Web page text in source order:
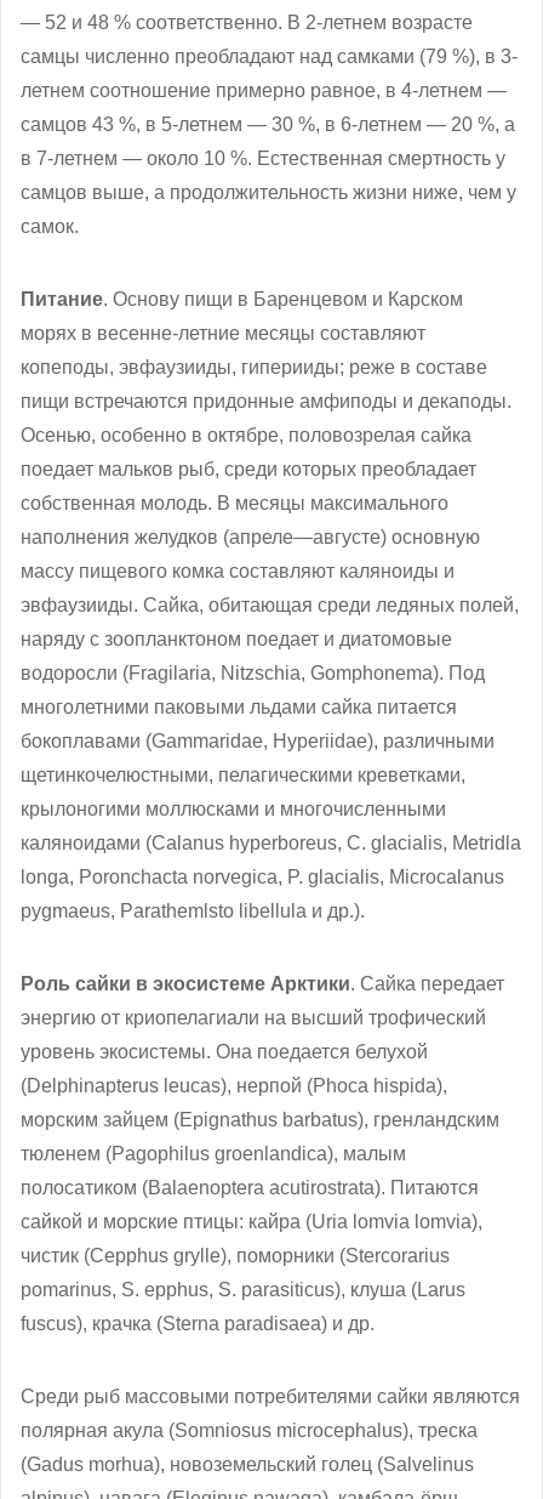
— 52 и 48 % соответственно. В 2-летнем возрасте
самцы численно преобладают над самками (79 %), в 3-
летнем соотношение примерно равное, в 4-летнем —
самцов 43 %, в 5-летнем — 30 %, в 6-летнем — 20 %, а
в 7-летнем — около 10 %. Естественная смертность у
самцов выше, а продолжительность жизни ниже, чем у
самок.
Питание. Основу пищи в Баренцевом и Карском
морях в весенне-летние месяцы составляют
копеподы, эвфаузииды, гиперииды; реже в составе
пищи встречаются придонные амфиподы и декаподы.
Осенью, особенно в октябре, половозрелая сайка
поедает мальков рыб, среди которых преобладает
собственная молодь. В месяцы максимального
наполнения желудков (апреле—августе) основную
массу пищевого комка составляют каляноиды и
эвфаузииды. Сайка, обитающая среди ледяных полей,
наряду с зоопланктоном поедает и диатомовые
водоросли (Fragilaria, Nitzschia, Gomphonema). Под
многолетними паковыми льдами сайка питается
бокоплавами (Gammaridae, Нуperiidae), различными
щетинкочелюстными, пелагическими креветками,
крылоногими моллюсками и многочисленными
каляноидами (Calanus hyperboreus, С. glacialis, Metridla
longa, Poronchacta norvegica, P. glacialis, Microcalanus
pygmaeus, Parathemlsto libellula и др.).
Роль сайки в экосистеме Арктики. Сайка передает
энергию от криопелагиали на высший трофический
уровень экосистемы. Она поедается белухой
(Delphinapterus leucas), нерпой (Phoca hispida),
морским зайцем (Epignathus barbatus), гренландским
тюленем (Pagophilus groenlandica), малым
полосатиком (Balaenoptera acutirostrata). Питаются
сайкой и морские птицы: кайра (Uria lomvia lomvia),
чистик (Cepphus grylle), поморники (Stercorarius
pomarinus, S. epphus, S. parasiticus), клуша (Larus
fuscus), крачка (Sterna paradisaea) и др.
Среди рыб массовыми потребителями сайки являются
полярная акула (Somniosus microcephalus), треска
(Gadus morhua), новоземельский голец (Salvelinus